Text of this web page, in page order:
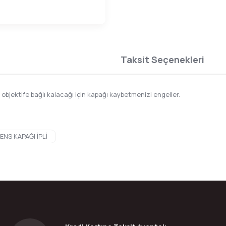
Taksit Seçenekleri
bağlı kalacağı için kapağı kaybetmenizi engeller.
Yorum Yaz
gördüğünüz noktaları öneri formunu kullanarak tarafımıza
KAPAĞI İPLİ